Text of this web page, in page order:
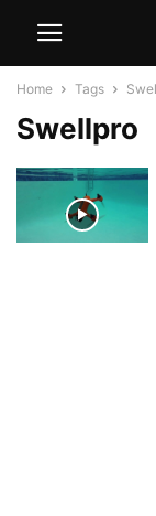
Home Tags
Swellpro